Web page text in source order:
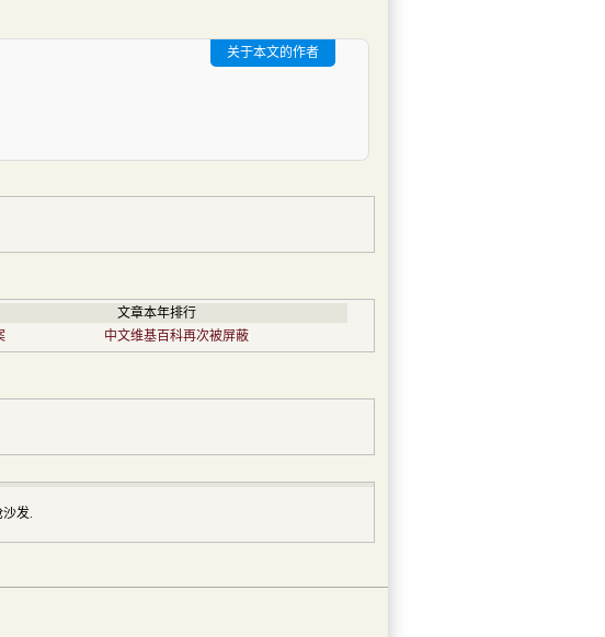
关于本文的作者
文章本年排行
中文维基百科再次被屏蔽
发.